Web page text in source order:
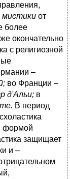
мистики от
более
окончательно
с религиозной
–
во Франции –
д'Альи; в
В период
формой
защищает
и –